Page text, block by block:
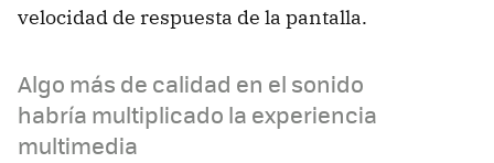
velocidad de respuesta de la pantalla.
Algo más de calidad en el sonido
habría multiplicado la experiencia
multimedia